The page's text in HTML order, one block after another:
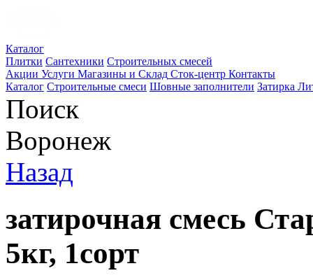
Каталог
Плитки Сантехники Строительных смесей
Акции Услуги Магазины и Склад Сток-центр Контакты
Каталог Строительные смеси Шовные заполнители Затирка
Поиск
Воронеж
Назад
затирочная смесь
5кг, 1сорт